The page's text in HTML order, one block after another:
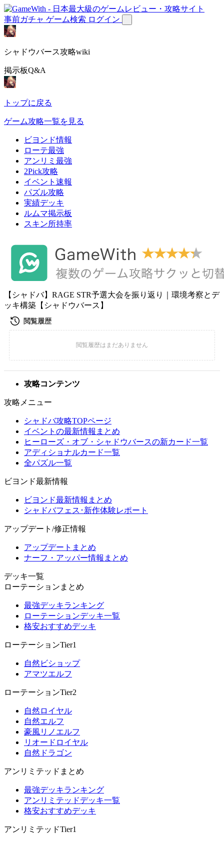
事前ガチャ ゲーム検索 ログイン
シャドウバース攻略wiki
掲示板Q&A
トップに戻る
ゲーム攻略一覧を見る
ビヨンド情報
ローテ最強
アンリミ最強
2Pick攻略
イベント速報
パズル攻略
実績デッキ
ルムマ掲示板
スキン所持率
【シャドバ】RAGE STR予選大会を振り返り｜環境考察とデ
ッキ構築【シャドウバース】
攻略コンテンツ
攻略メニュー
シャドバ攻略TOPページ
イベントの最新情報まとめ
ヒーローズ・オブ・シャドウバースの新カード一覧
アディショナルカード一覧
全パズル一覧
ビヨンド最新情報
ビヨンド最新情報まとめ
シャドバフェス･新作体験レポート
アップデート/修正情報
アップデートまとめ
ナーフ・アッパー情報まとめ
デッキ一覧
ローテーションまとめ
最強デッキランキング
ローテーションデッキ一覧
格安おすすめデッキ
ローテーションTier1
自然ビショップ
アマツエルフ
ローテーションTier2
自然ロイヤル
自然エルフ
豪風リノエルフ
リオードロイヤル
自然ドラゴン
アンリミテッドまとめ
最強デッキランキング
アンリミテッドデッキ一覧
格安おすすめデッキ
アンリミテッドTier1